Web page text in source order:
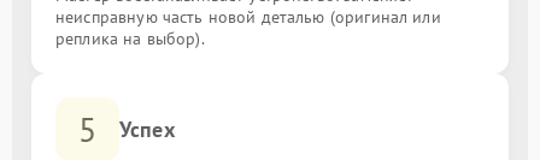
неисправную часть новой деталью (оригинал или
реплика на выбор).
5 Успех